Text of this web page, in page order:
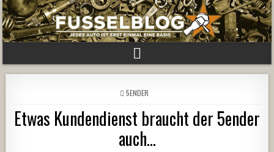
POSTED
IN
5ENDER
Etwas Kundendienst braucht der 5ender
auch…